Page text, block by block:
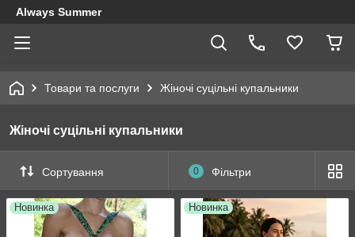
Always Summer
Товари та послуги Жіночі суцільні купальники
Жіночі суцільні купальники
Сортування 0 Фільтри
Новинка Новинка